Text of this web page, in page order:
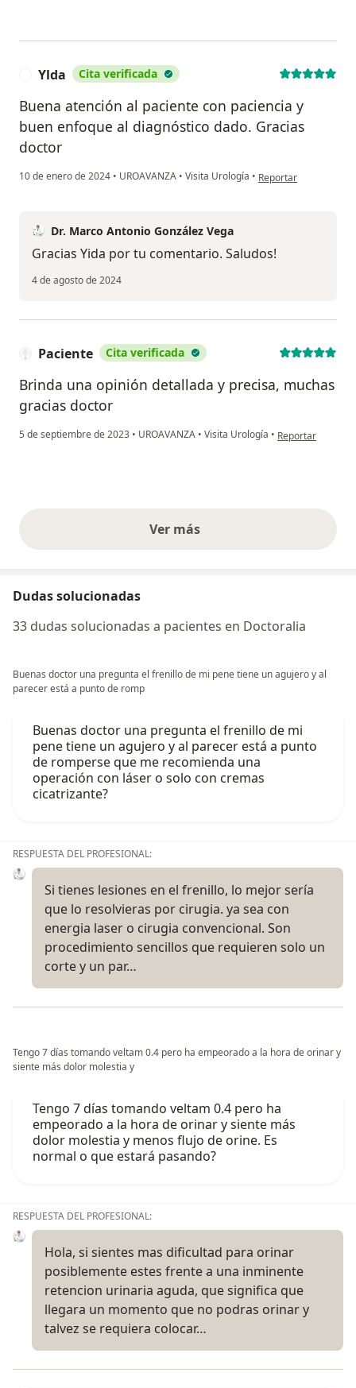
Ylda Cita verificada
Buena atención al paciente con paciencia y
buen enfoque al diagnóstico dado. Gracias
doctor
10 de enero de 2024 • UROAVANZA • Visita Urología • en opinión del
Reportar
Dr. Marco Antonio González Vega
Gracias Yida por tu comentario. Saludos!
4 de agosto de 2024
Paciente Cita verificada
Brinda una opinión detallada y precisa, muchas
gracias doctor
5 de septiembre de 2023 • UROAVANZA • Visita Urología • en opinión del
Reportar
Ver másopiniones anteriores
Dudas solucionadas
33 dudas solucionadas a pacientes en Doctoralia
Buenas doctor una pregunta el frenillo de mi pene tiene un agujero y al
parecer está a punto de romp
Buenas doctor una pregunta el frenillo de mi
pene tiene un agujero y al parecer está a punto
de romperse que me recomienda una
operación con láser o solo con cremas
cicatrizante?
RESPUESTA DEL PROFESIONAL:
Si tienes lesiones en el frenillo, lo mejor sería
que lo resolvieras por cirugia. ya sea con
energia laser o cirugia convencional. Son
procedimiento sencillos que requieren solo un
corte y un par…
Tengo 7 días tomando veltam 0.4 pero ha empeorado a la hora de orinar y
siente más dolor molestia y
Tengo 7 días tomando veltam 0.4 pero ha
empeorado a la hora de orinar y siente más
dolor molestia y menos flujo de orine. Es
normal o que estará pasando?
RESPUESTA DEL PROFESIONAL:
Hola, si sientes mas dificultad para orinar
posiblemente estes frente a una inminente
retencion urinaria aguda, que significa que
llegara un momento que no podras orinar y
talvez se requiera colocar…